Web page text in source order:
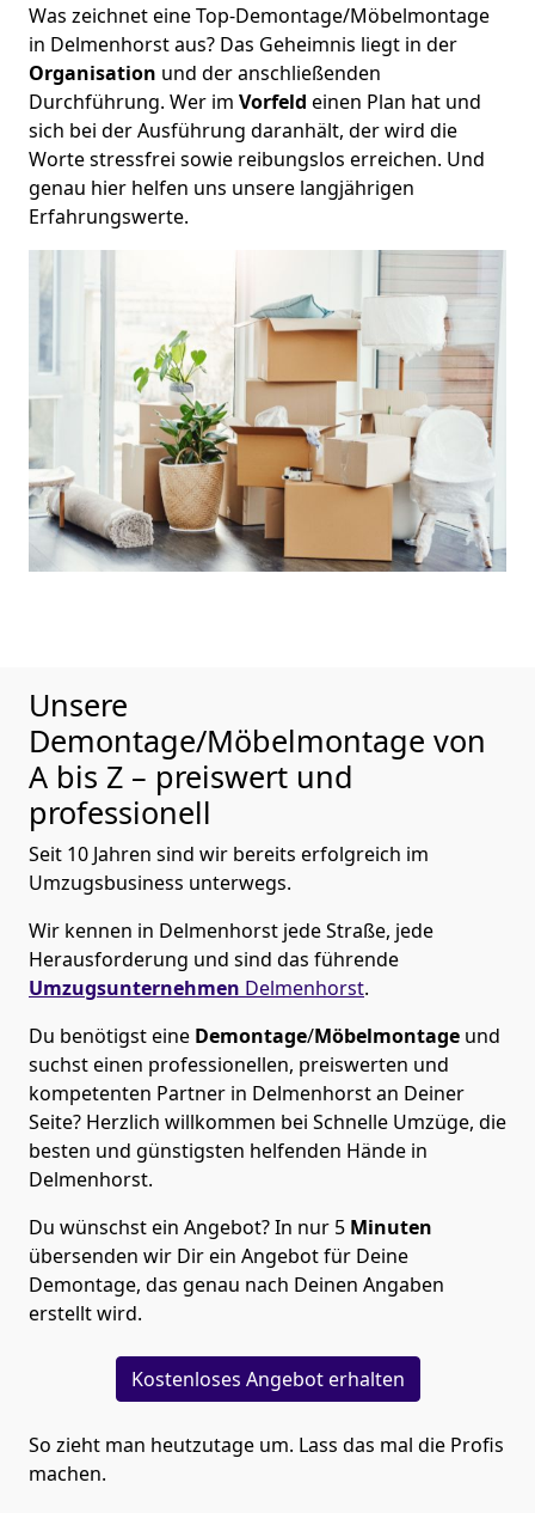
Was zeichnet eine Top-Demontage/Möbelmontage
in Delmenhorst aus? Das Geheimnis liegt in der
Organisation und der anschließenden
Durchführung. Wer im Vorfeld einen Plan hat und
sich bei der Ausführung daranhält, der wird die
Worte stressfrei sowie reibungslos erreichen. Und
genau hier helfen uns unsere langjährigen
Erfahrungswerte.
Unsere
Demontage/Möbelmontage von
A bis Z – preiswert und
professionell
Seit 10 Jahren sind wir bereits erfolgreich im
Umzugsbusiness unterwegs.
Wir kennen in Delmenhorst jede Straße, jede
Herausforderung und sind das führende
Umzugsunternehmen Delmenhorst.
Du benötigst eine Demontage/Möbelmontage und
suchst einen professionellen, preiswerten und
kompetenten Partner in Delmenhorst an Deiner
Seite? Herzlich willkommen bei Schnelle Umzüge, die
besten und günstigsten helfenden Hände in
Delmenhorst.
Du wünschst ein Angebot? In nur 5 Minuten
übersenden wir Dir ein Angebot für Deine
Demontage, das genau nach Deinen Angaben
erstellt wird.
Kostenloses Angebot erhalten
So zieht man heutzutage um. Lass das mal die Profis
machen.